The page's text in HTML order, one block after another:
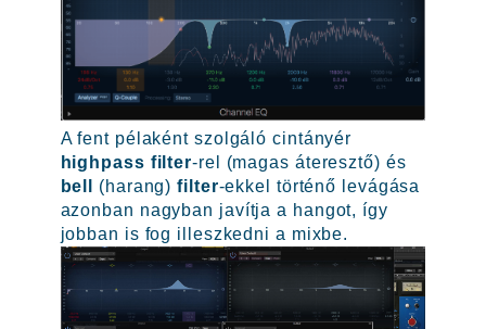
A fent pélaként szolgáló cintányér
highpass filter-rel (magas áteresztő) és
bell
(harang)filter-ekkel történő levágása
azonban nagyban javítja a hangot, így
jobban is fog illeszkedni a mixbe.